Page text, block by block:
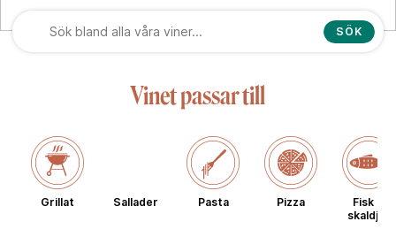
SÖK
Vinet passar till
Grillat Sallader Pasta Pizza
Fisk &
skaldjur